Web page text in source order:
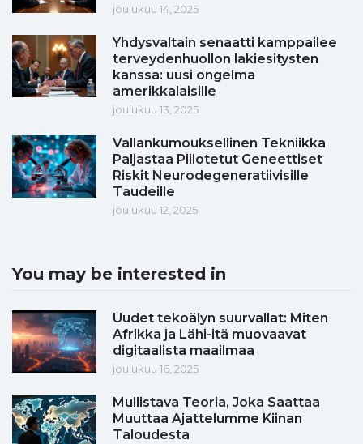
joulukuu 14, 2025
Yhdysvaltain senaatti kamppailee
terveydenhuollon lakiesitysten
kanssa: uusi ongelma
amerikkalaisille
joulukuu 13, 2025
Vallankumouksellinen Tekniikka
Paljastaa Piilotetut Geneettiset
Riskit Neurodegeneratiivisille
Taudeille
joulukuu 12, 2025
You may be interested in
Uudet tekoälyn suurvallat: Miten
Afrikka ja Lähi-itä muovaavat
digitaalista maailmaa
joulukuu 16, 2025
Mullistava Teoria, Joka Saattaa
Muuttaa Ajattelumme Kiinan
Taloudesta